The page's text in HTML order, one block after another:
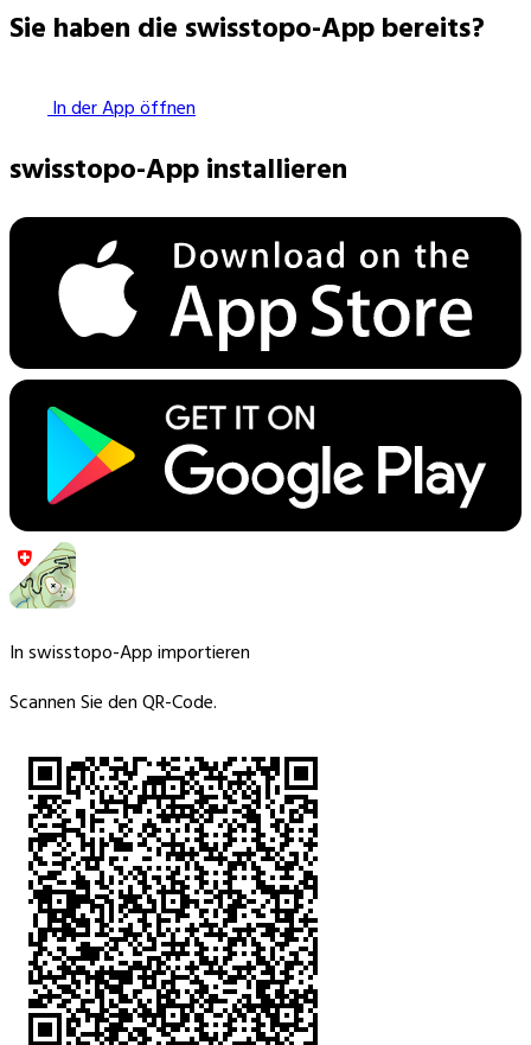
Sie haben die swisstopo-App bereits?
In der App öffnen
swisstopo-App installieren
In swisstopo-App importieren
Scannen Sie den QR-Code.